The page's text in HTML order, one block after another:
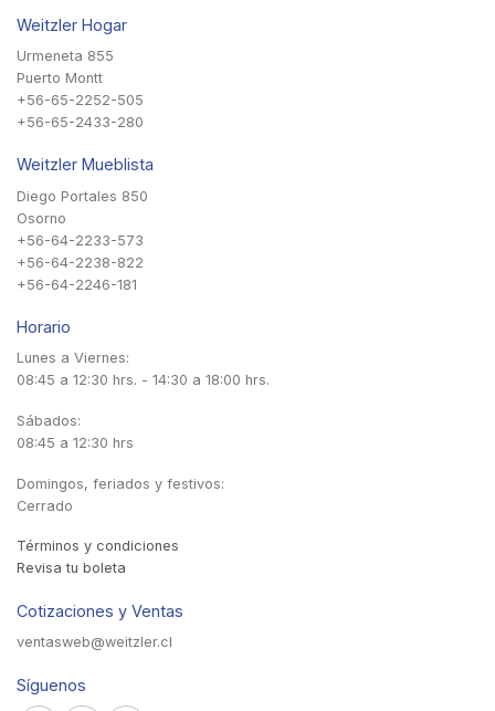
Weitzler Hogar
Urmeneta 855
Puerto Montt
+56-65-2252-505
+56-65-2433-280
Weitzler Mueblista
Diego Portales 850
Osorno
+56-64-2233-573
+56-64-2238-822
+56-64-2246-181
Horario
Lunes a Viernes:
08:45 a 12:30 hrs. - 14:30 a 18:00 hrs.
Sábados:
08:45 a 12:30 hrs
Domingos, feriados y festivos:
Cerrado
Términos y condiciones
Revisa tu boleta
Cotizaciones y Ventas
ventasweb@weitzler.cl
Síguenos